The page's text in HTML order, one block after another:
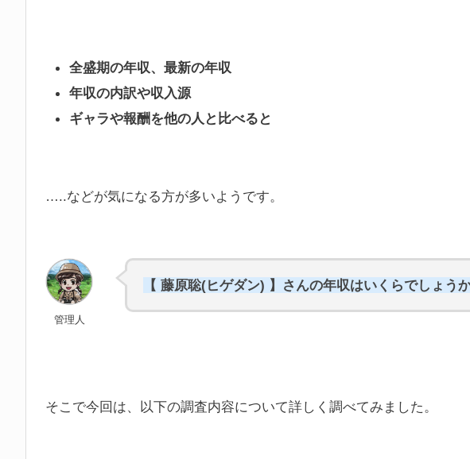
全盛期の年収、最新の年収
年収の内訳や収入源
ギャラや報酬を他の人と比べると
…..などが気になる方が多いようです。
管理人
【 藤原聡(ヒゲダン) 】さんの年収はいくらでしょう
そこで今回は、以下の調査内容について詳しく調べてみました。